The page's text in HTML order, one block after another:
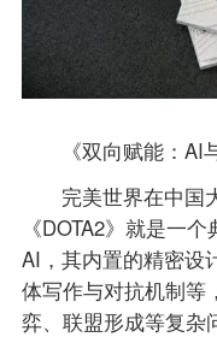
《双向赋能：
完美世界在中国
《DOTA2》就是一
AI，其内置的精密设
体写作与对抗机制等
弈、联盟形成等复杂